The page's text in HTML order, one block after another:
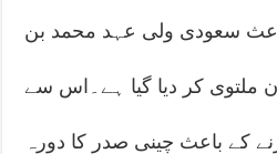
سعودی ولی عہد محمد بن
ملتوی کر دیا گیا ہے۔اس سے
کے باعث چینی صدر کا دورہ